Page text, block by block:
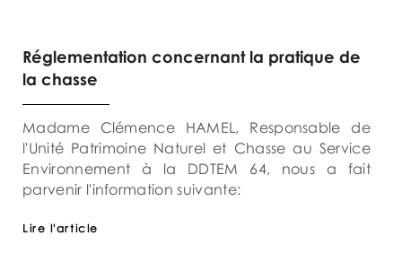
Réglementation concernant la pratique de
la chasse
Madame Clémence HAMEL, Responsable de
l'Unité Patrimoine Naturel et Chasse au Service
Environnement à la DDTEM 64, nous a fait
parvenir l'information suivante:
Lire l'article